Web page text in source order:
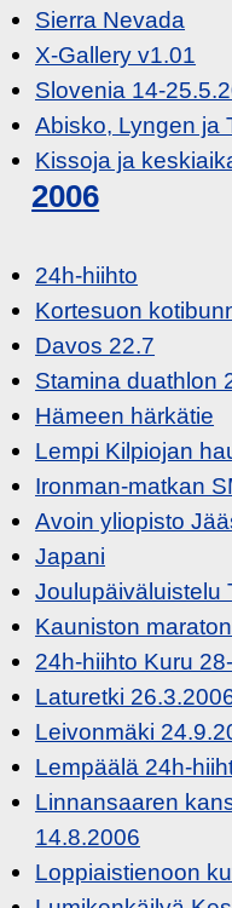
Sierra Nevada
X-Gallery v1.01
Slovenia 14-
Abisko, Lyngen ja
Kissoja ja
2006
24h-hiihto
Kortesuon
Davos 22.7
Stamina duathlon
Hämeen härkätie
Lempi Kilpiojan
Ironman-matkan
Avoin yliopisto
Japani
Joulupäiväluistelu
Kauniston
24h-hiihto Kuru
Laturetki
Leivonmäki
Lempäälä 24h-
Linnansaaren
14.8.2006
Loppiaistienoon